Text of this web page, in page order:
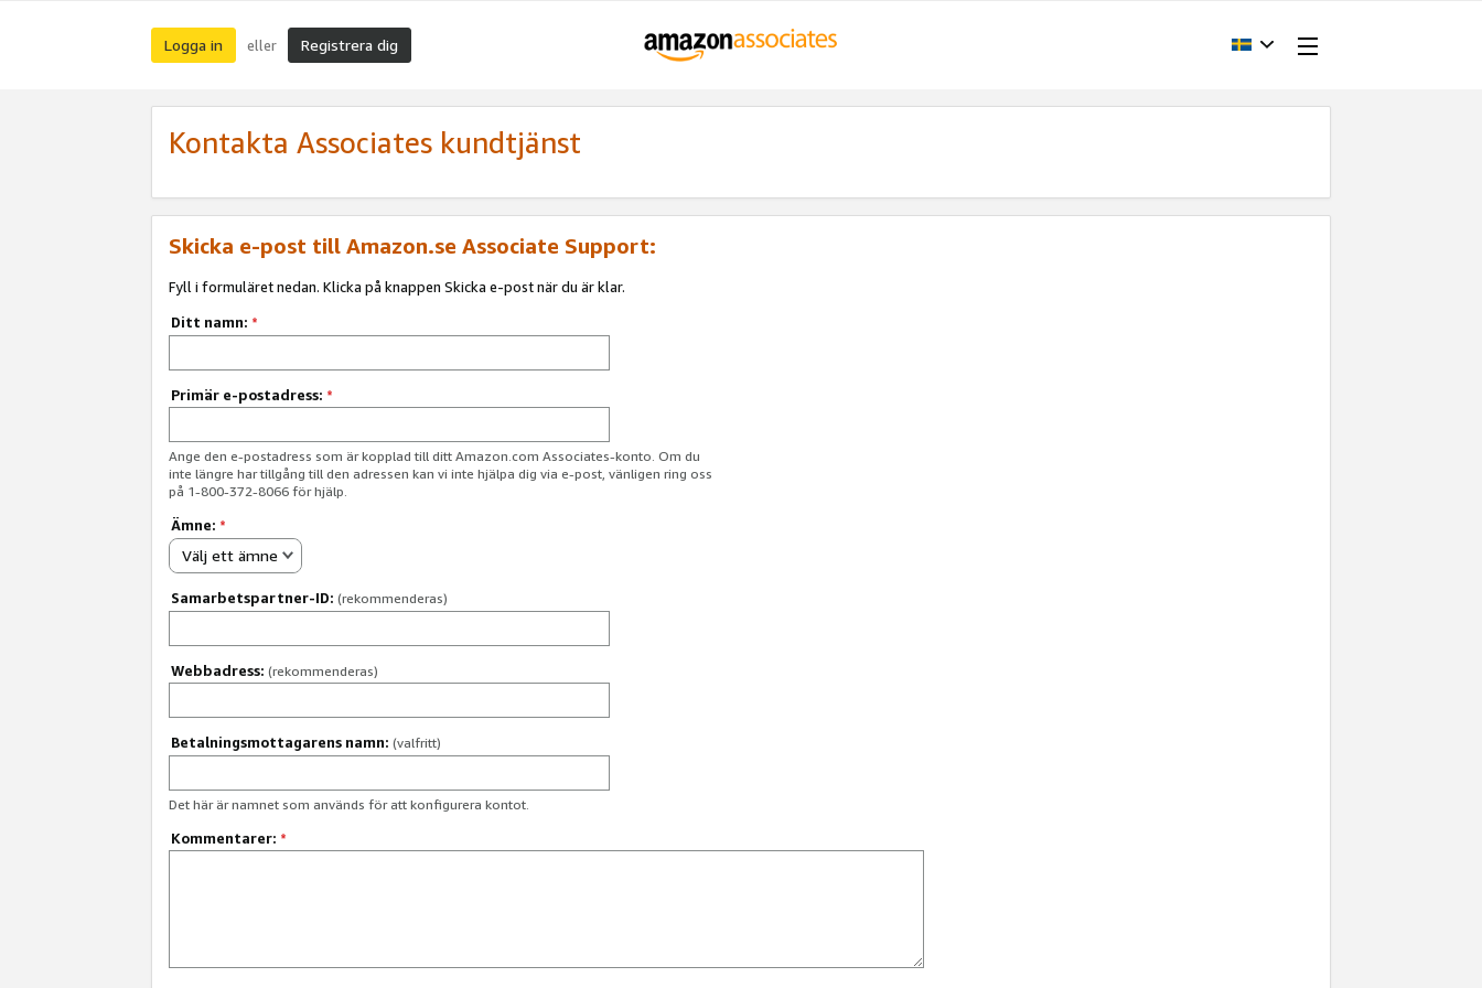
Logga in eller Registrera dig
Kontakta Associates kundtjänst
Skicka e-post till Amazon.se Associate Support:
Fyll i formuläret nedan. Klicka på knappen Skicka e-post när du är klar.
Ditt namn: *
Primär e-postadress: *
Ange den e-postadress som är kopplad till ditt Amazon.com Associates-konto. Om du
inte längre har tillgång till den adressen kan vi inte hjälpa dig via e-post, vänligen ring oss
på 1-800-372-8066 för hjälp.
Ämne: *
Välj ett ämne
Samarbetspartner-ID: (rekommenderas)
Webbadress: (rekommenderas)
Betalningsmottagarens namn: (valfritt)
Det här är namnet som används för att konfigurera kontot.
Kommentarer: *